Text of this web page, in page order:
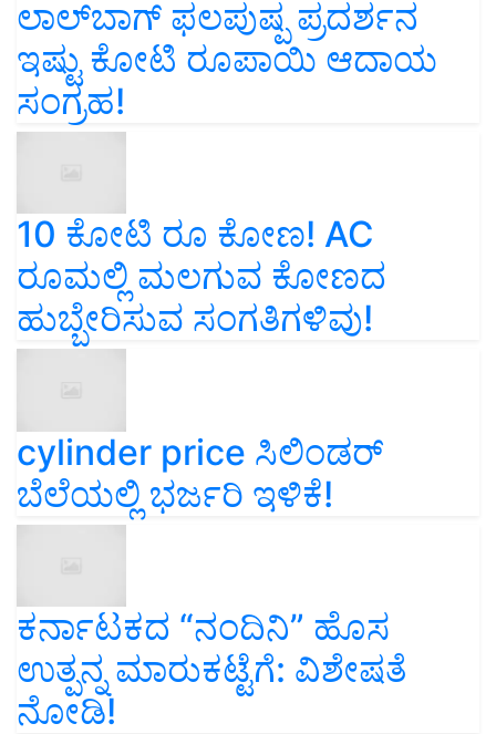
ಲಾಲ್‌ಬಾಗ್ ಫಲಪುಷ್ಪ ಪ್ರದರ್ಶನ
ಇಷ್ಟು ಕೋಟಿ ರೂಪಾಯಿ ಆದಾಯ
ಸಂಗ್ರಹ!
10 ಕೋಟಿ ರೂ ಕೋಣ! AC
ರೂಮಲ್ಲಿ ಮಲಗುವ ಕೋಣದ
ಹುಬ್ಬೇರಿಸುವ ಸಂಗತಿಗಳಿವು!
cylinder price ಸಿಲಿಂಡರ್‌
ಬೆಲೆಯಲ್ಲಿ ಭರ್ಜರಿ ಇಳಿಕೆ!
ಕರ್ನಾಟಕದ “ನಂದಿನಿ” ಹೊಸ
ಉತ್ಪನ್ನ ಮಾರುಕಟ್ಟೆಗೆ: ವಿಶೇಷತೆ
ನೋಡಿ!